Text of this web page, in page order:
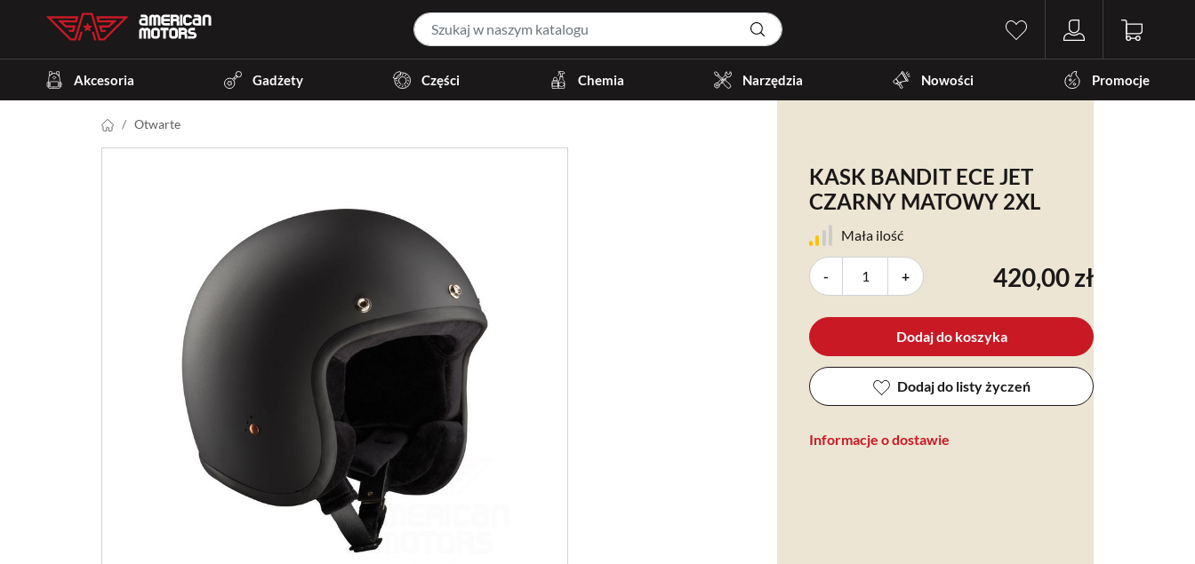
Akcesoria Gadżety Części Chemia Narzędzia Nowości Promocje
Otwarte
KASK BANDIT ECE JET
CZARNY MATOWY 2XL
Mała ilość
- + 420,00 zł
Dodaj do koszyka
Dodaj do listy życzeń
Informacje o dostawie